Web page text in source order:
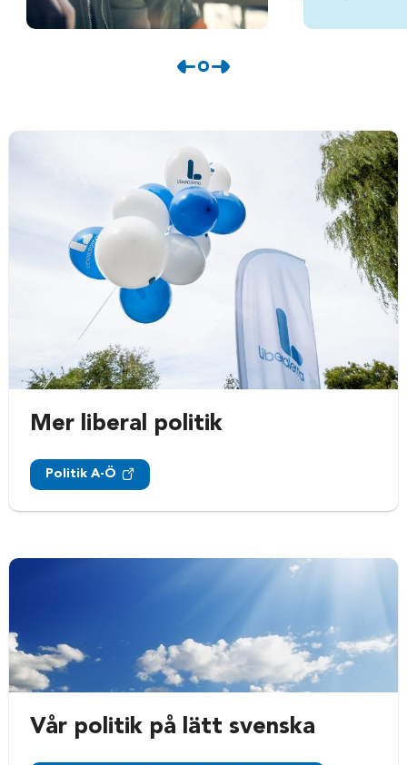
Mer liberal politik
Politik A-Ö
Vår politik på lätt svenska